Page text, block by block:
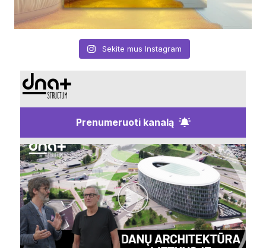
Sekite mus Instagram
Prenumeruoti kanalą